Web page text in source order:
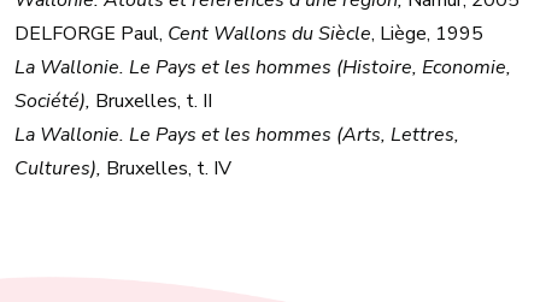
DELFORGE Paul, Cent Wallons du Siècle, Liège, 1995
La Wallonie. Le Pays et les hommes (Histoire, Economie,
Société), Bruxelles, t. II
La Wallonie. Le Pays et les hommes (Arts, Lettres,
Cultures), Bruxelles, t. IV